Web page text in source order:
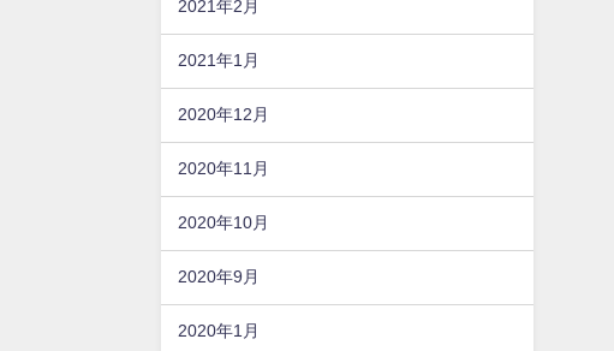
2021年2月
2021年1月
2020年12月
2020年11月
2020年10月
2020年9月
2020年1月